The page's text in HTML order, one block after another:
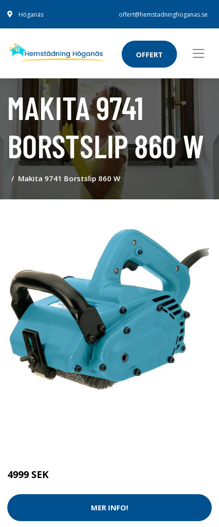
Höganäs offert@hemstadninghoganas.se
OFFERT
MAKITA 9741
BORSTSLIP 860 W
Makita 9741 Borstslip 860 W
4999 SEK
MER INFO!